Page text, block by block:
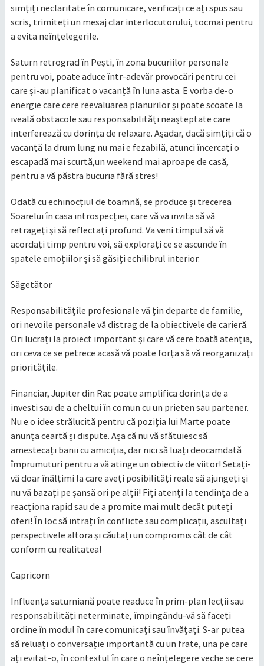
simțiți neclaritate în comunicare, verificați ce ați spus sau
scris, trimiteți un mesaj clar interlocutorului, tocmai pentru
a evita neînțelegerile.
Saturn retrograd în Pești, în zona bucuriilor personale
pentru voi, poate aduce într-adevăr provocări pentru cei
care și-au planificat o vacanță în luna asta. E vorba de-o
energie care cere reevaluarea planurilor și poate scoate la
iveală obstacole sau responsabilități neașteptate care
interferează cu dorința de relaxare. Așadar, dacă simțiți că o
vacanță la drum lung nu mai e fezabilă, atunci încercați o
escapadă mai scurtă,un weekend mai aproape de casă,
pentru a vă păstra bucuria fără stres!
Odată cu echinocțiul de toamnă, se produce și trecerea
Soarelui în casa introspecției, care vă va invita să vă
retrageți și să reflectați profund. Va veni timpul să vă
acordați timp pentru voi, să explorați ce se ascunde în
spatele emoțiilor și să găsiți echilibrul interior.
Săgetător
Responsabilitățile profesionale vă țin departe de familie,
ori nevoile personale vă distrag de la obiectivele de carieră.
Ori lucrați la proiect important și care vă cere toată atenția,
ori ceva ce se petrece acasă vă poate forța să vă reorganizați
prioritățile.
Financiar, Jupiter din Rac poate amplifica dorința de a
investi sau de a cheltui în comun cu un prieten sau partener.
Nu e o idee strălucită pentru că poziția lui Marte poate
anunța ceartă și dispute. Așa că nu vă sfătuiesc să
amestecați banii cu amiciția, dar nici să luați deocamdată
împrumuturi pentru a vă atinge un obiectiv de viitor! Setați-
vă doar înălțimi la care aveți posibilități reale să ajungeți și
nu vă bazați pe șansă ori pe alții! Fiți atenți la tendința de a
reacționa rapid sau de a promite mai mult decât puteți
oferi! În loc să intrați în conflicte sau complicații, ascultați
perspectivele altora și căutați un compromis cât de cât
conform cu realitatea!
Capricorn
Influența saturniană poate readuce în prim-plan lecții sau
responsabilități neterminate, împingându-vă să faceți
ordine în modul în care comunicați sau învățați. S-ar putea
să reluați o conversație importantă cu un frate, una pe care
ați evitat-o, în contextul în care o neînțelegere veche se cere